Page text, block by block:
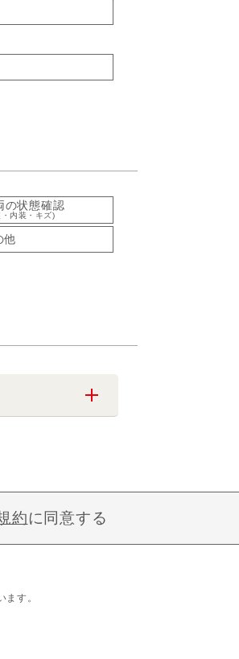
の状態確認
内装・キズ)
他
約に同意する
す。